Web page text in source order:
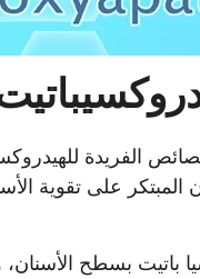
الفريدة
المبتكر على تقوية
باتيت بسطح الأسنان،